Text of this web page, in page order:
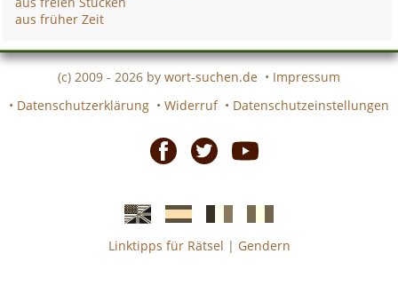
aus früher Zeit
(c) 2009 - 2026 by wort-suchen.de • Impressum
• Datenschutzerklärung • Widerruf • Datenschutzeinstellungen
EnglischeSpanischefranzösicheitalienische
Linktipps für Rätsel | Gendern